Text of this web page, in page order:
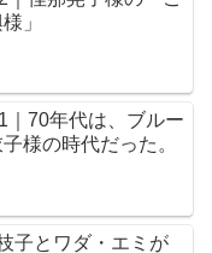
」
｜70年代は、ブルー
様の時代だった。
子とワダ・エミが